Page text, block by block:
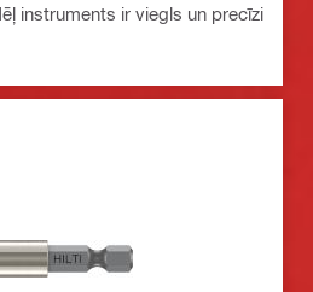
instruments ir viegls un precīzi